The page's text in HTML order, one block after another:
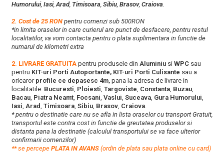
Humorului, Iasi,Arad, Timisoara, Sibiu, Brasov, Craiova.
2. Cost de 25 RON pentru comenzi sub 500RON
*in limita oraselor in care curierul are punct de desfacere, pentru restul
localitatilor, va vom contacta pentru o plata suplimentara in functie de
numarul de kilometri extra
2. LIVRARE GRATUITA pentru produsele din Aluminiu si WPC sau
pentru KIT-uri Porti Autoportante, KIT-uri Porti Culisante sau a
oricarorprofile ce depasesc 4m, pana la adresa de livrare in
localitatile: Bucuresti, Ploiesti, Targoviste, Constanta, Buzau,
Bacau, Piatra Neamt, Focsani, Vaslui, Suceava, Gura Humorului,
Iasi, Arad, Timisoara, Sibiu, Brasov, Craiova.
* pentru o destinatie care nu se afla in lista oraselor cu transport Gratuit,
transportul este contra cost in functie de greutatea produselor si
distanta pana la destinatie (calculul transportului se va face ulterior
confirmarii comenzilor)
**se percepe PLATA IN AVANS (ordin de plata sau plata online cu card)